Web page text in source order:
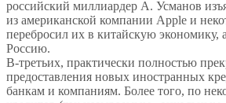
российский миллиардер А. Усманов
из американской компании Apple и
перебросил их в китайскую экономику,
Россию.
В-третьих, практически полностью
предоставления новых иностранных
банкам и компаниям. Более того, по